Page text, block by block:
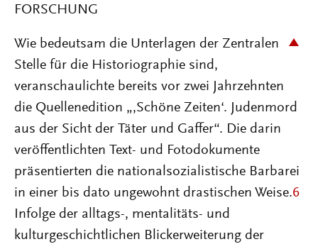
FORSCHUNG
Wie bedeutsam die Unterlagen der Zentralen
Stelle für die Historiographie sind,
veranschaulichte bereits vor zwei Jahrzehnten
die Quellenedition „‚Schöne Zeiten‘. Judenmord
aus der Sicht der Täter und Gaffer“. Die darin
veröffentlichten Text- und Fotodokumente
präsentierten die nationalsozialistische Barbarei
in einer bis dato ungewohnt drastischen Weise.6
Infolge der alltags-, mentalitäts- und
kulturgeschichtlichen Blickerweiterung der